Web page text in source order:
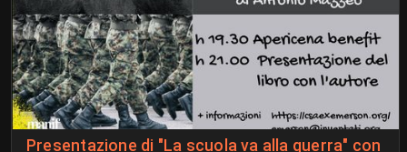
Presentazione di "La scuola va alla guerra" con